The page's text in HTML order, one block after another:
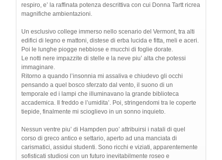
respiro, e’ la raffinata potenza descrittiva con cui Donna Tartt ricrea
magnifiche ambientazioni.
Un esclusivo college immerso nello scenario del Vermont, tra alti
edifici di legno e mattoni, distese di erba lucida e fitta, meli e aceri.
Poi le lunghe piogge nebbiose e mucchi di foglie dorate.
Le notti nere impazzite di stelle e la neve piu’ alta che potessi
immaginare.
Ritorno a quando l’insonnia mi assaliva e chiudevo gli occhi
pensando a quel bosco sferzato dal vento, il suono di un
temporale ed i lampi che illuminavano la grande biblioteca
accademica. Il freddo e l’umidita’. Poi, stringendomi tra le coperte
tiepide, finalmente mi scioglievo in un sonno inquieto.
Nessun ventre piu’ di Hampden puo’ attribuirsi i natali di quel
corso di greco antico e settario, aperto ad una manciata di
carismatici, assidui studenti. Sono ricchi e viziati, apparentemente
sofisticati studiosi con un futuro inevitabilmente roseo e